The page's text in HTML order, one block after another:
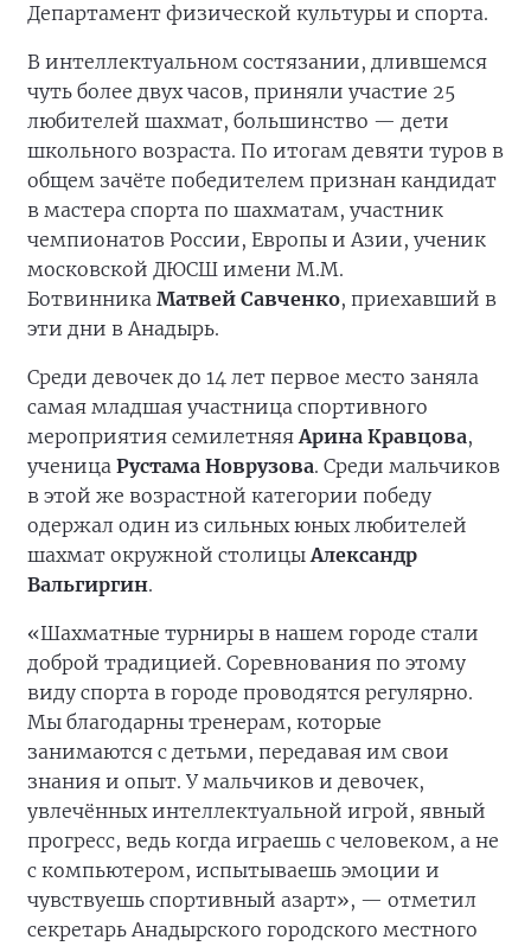
Департамент физической культуры и спорта.
В интеллектуальном состязании, длившемся
чуть более двух часов, приняли участие 25
любителей шахмат, большинство — дети
школьного возраста. По итогам девяти туров в
общем зачёте победителем признан кандидат
в мастера спорта по шахматам, участник
чемпионатов России, Европы и Азии, ученик
московской ДЮСШ имени М.М.
Ботвинника Матвей Савченко, приехавший в
эти дни в Анадырь.
Среди девочек до 14 лет первое место заняла
самая младшая участница спортивного
мероприятия семилетняяАрина Кравцова,
ученица Рустама Новрузова. Среди мальчиков
в этой же возрастной категории победу
одержал один из сильных юных любителей
шахмат окружной столицыАлександр
Вальгиргин.
«Шахматные турниры в нашем городе стали
доброй традицией. Соревнования по этому
виду спорта в городе проводятся регулярно.
Мы благодарны тренерам, которые
занимаются с детьми, передавая им свои
знания и опыт. У мальчиков и девочек,
увлечённых интеллектуальной игрой, явный
прогресс, ведь когда играешь с человеком, а не
с компьютером, испытываешь эмоции и
чувствуешь спортивный азарт», — отметил
секретарь Анадырского городского местного